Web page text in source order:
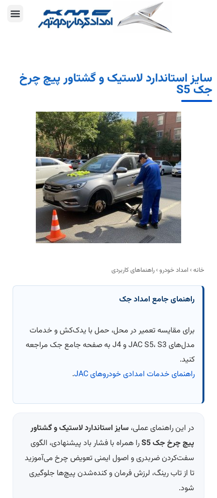
سایز استاندارد لاستیک و گشتاور پیچ چرخ
جک S5
خانه › امداد خودرو › راهنماهای کاربردی
راهنمای جامع امداد جک
برای مقایسه تعمیر در محل، حمل با یدک‌کش و خدمات
مدل‌های JAC S5، S3 و J4 به صفحه جامع جک مراجعه
کنید.
راهنمای خدمات امدادی خودروهای JAC
.
در این راهنمای عملی، سایز استاندارد لاستیک و گشتاور
پیچ چرخ جک S5
را همراه با فشار باد پیشنهادی، الگوی
سفت‌کردن ضربدری و اصول ایمنی تعویض چرخ می‌آموزید
تا از تاب رینگ، لرزش فرمان و کنده‌شدن پیچ‌ها جلوگیری
شود.